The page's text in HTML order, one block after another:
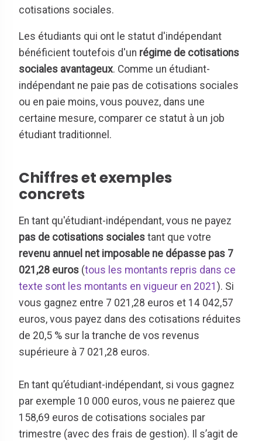
cotisations sociales.
Les étudiants qui ont le statut d'indépendant
bénéficient toutefois d'un régime de cotisations
sociales avantageux. Comme un étudiant-
indépendant ne paie pas de cotisations sociales
ou en paie moins, vous pouvez, dans une
certaine mesure, comparer ce statut à un job
étudiant traditionnel.
Chiffres et exemples
concrets
En tant qu'étudiant-indépendant, vous ne payez
pas de cotisations sociales tant que votre
revenu annuel net imposable ne dépasse pas 7
021,28 euros (tous les montants repris dans ce
texte sont les montants en vigueur en 2021 ). Si
vous gagnez entre 7 021,28 euros et 14 042,57
euros, vous payez dans des cotisations réduites
de 20,5 % sur la tranche de vos revenus
supérieure à 7 021,28 euros.
En tant qu’étudiant-indépendant, si vous gagnez
par exemple 10 000 euros, vous ne paierez que
158,69 euros de cotisations sociales par
trimestre (avec des frais de gestion). Il s’agit de